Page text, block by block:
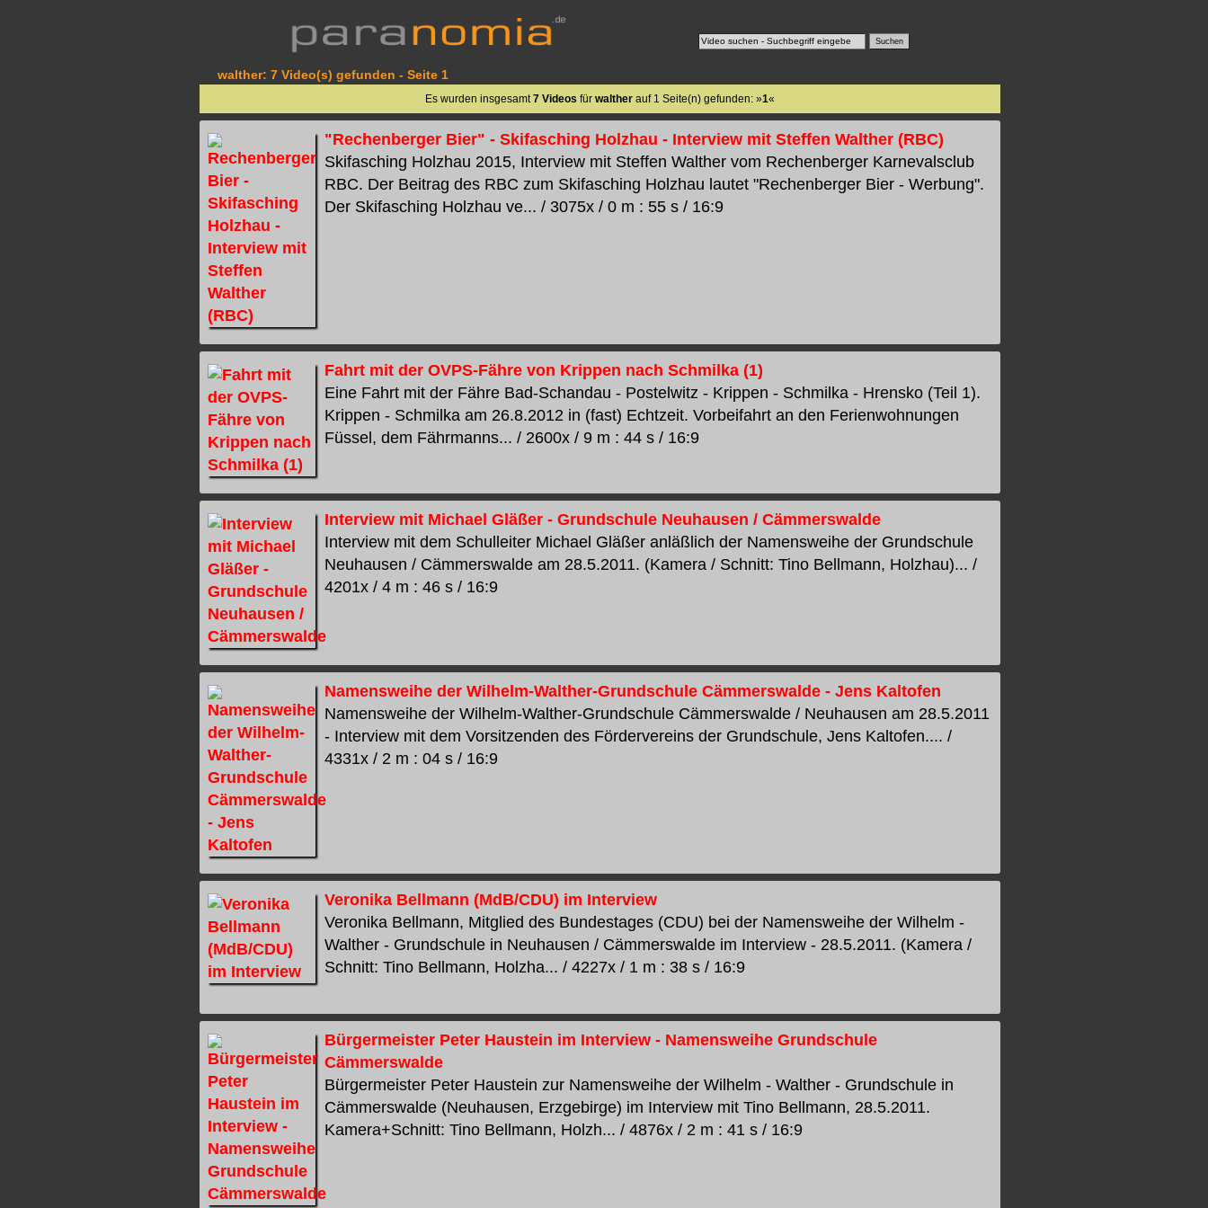
walther: 7 Video(s) gefunden - Seite 1
Es wurden insgesamt7 Videos für walther auf 1 Seite(n) gefunden: »1«
"Rechenberger Bier" - Skifasching Holzhau - Interview mit Steffen Walther (RBC)
Skifasching Holzhau 2015, Interview mit Steffen Walther vom Rechenberger Karnevalsclub
RBC. Der Beitrag des RBC zum Skifasching Holzhau lautet "Rechenberger Bier - Werbung".
Der Skifasching Holzhau ve... / 3075x / 0 m : 55 s / 16:9
Fahrt mit der OVPS-Fähre von Krippen nach Schmilka (1)
Eine Fahrt mit der Fähre Bad-Schandau - Postelwitz - Krippen - Schmilka - Hrensko (Teil 1).
Krippen - Schmilka am 26.8.2012 in (fast) Echtzeit. Vorbeifahrt an den Ferienwohnungen
Füssel, dem Fährmanns... / 2600x / 9 m : 44 s / 16:9
Interview mit Michael Gläßer - Grundschule Neuhausen / Cämmerswalde
Interview mit dem Schulleiter Michael Gläßer anläßlich der Namensweihe der Grundschule
Neuhausen / Cämmerswalde am 28.5.2011. (Kamera / Schnitt: Tino Bellmann, Holzhau)... /
4201x / 4 m : 46 s / 16:9
Namensweihe der Wilhelm-Walther-Grundschule Cämmerswalde - Jens Kaltofen
Namensweihe der Wilhelm-Walther-Grundschule Cämmerswalde / Neuhausen am 28.5.2011
- Interview mit dem Vorsitzenden des Fördervereins der Grundschule, Jens Kaltofen.... /
4331x / 2 m : 04 s / 16:9
Veronika Bellmann (MdB/CDU) im Interview
Veronika Bellmann, Mitglied des Bundestages (CDU) bei der Namensweihe der Wilhelm -
Walther - Grundschule in Neuhausen / Cämmerswalde im Interview - 28.5.2011. (Kamera /
Schnitt: Tino Bellmann, Holzha... / 4227x / 1 m : 38 s / 16:9
Bürgermeister Peter Haustein im Interview - Namensweihe Grundschule
Cämmerswalde
Bürgermeister Peter Haustein zur Namensweihe der Wilhelm - Walther - Grundschule in
Cämmerswalde (Neuhausen, Erzgebirge) im Interview mit Tino Bellmann, 28.5.2011.
Kamera+Schnitt: Tino Bellmann, Holzh... / 4876x / 2 m : 41 s / 16:9